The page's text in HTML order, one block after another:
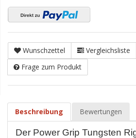
Wunschzettel
Vergleichsliste
Frage zum Produkt
Beschreibung Bewertungen
Der Power Grip Tungsten